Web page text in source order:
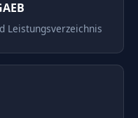
Leistungsverzeichnis